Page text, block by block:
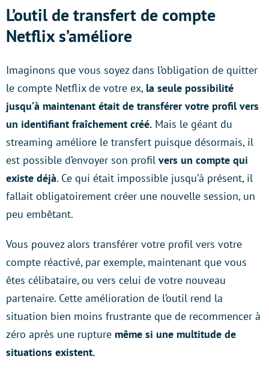
L’outil de transfert de compte
Netflix s’améliore
Imaginons que vous soyez dans l’obligation de quitter
le compte Netflix de votre ex, la seule possibilité
jusqu’à maintenant était de transférer votre profil vers
un identifiant fraîchement créé. Mais le géant du
streaming améliore le transfert puisque désormais, il
est possible d’envoyer son profil vers un compte qui
existe déjà. Ce qui était impossible jusqu’à présent, il
fallait obligatoirement créer une nouvelle session, un
peu embêtant.
Vous pouvez alors transférer votre profil vers votre
compte réactivé, par exemple, maintenant que vous
êtes célibataire, ou vers celui de votre nouveau
partenaire. Cette amélioration de l’outil rend la
situation bien moins frustrante que de recommencer à
zéro après une rupture même si une multitude de
situations existent.